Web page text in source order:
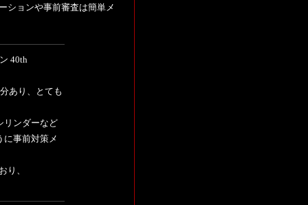
ションや事前審査は簡単メ
40th
あり、とても
リンダーなど
に事前対策メ
り、